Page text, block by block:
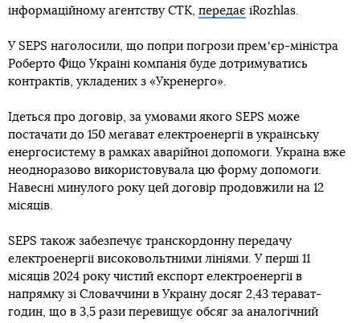
інформаційному агентству CTK, передає iRozhlas.
У SEPS наголосили, що попри погрози премʼєр-міністра
Роберто Фіцо Україні компанія буде дотримуватись
контрактів, укладених з «Укренерго».
Ідеться про договір, за умовами якого SEPS може
постачати до 150 мегават електроенергії в українську
енергосистему в рамках аварійної допомоги. Україна вже
неодноразово використовувала цю форму допомоги.
Навесні минулого року цей договір продовжили на 12
місяців.
SEPS також забезпечує транскордонну передачу
електроенергії високовольтними лініями. У перші 11
місяців 2024 року чистий експорт електроенергії в
напрямку зі Словаччини в Україну досяг 2,43 терават-
годин, що в 3,5 рази перевищує обсяг за аналогічний